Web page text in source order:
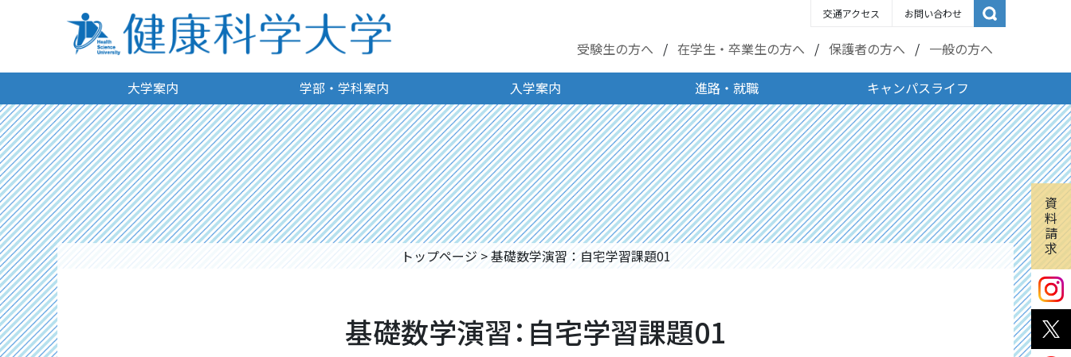
資
料
請
求
交通アクセス お問い合わせ
受験生の方へ 在学生・卒業生の方へ 保護者の方へ 一般の方へ
大学案内 学部・学科案内 入学案内 進路・就職 キャンパスライフ
トップページ >基礎数学演習：自宅学習課題01
基礎数学演習：自宅学習課題01